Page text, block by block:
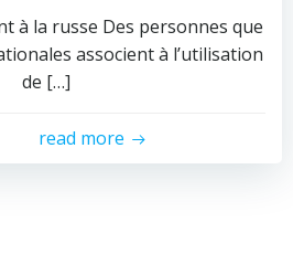
à la russe Des personnes que
associent à l’utilisation
de […]
read more